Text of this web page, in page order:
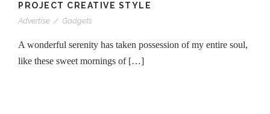
PROJECT CREATIVE STYLE
Advertise / Gadgets
A wonderful serenity has taken possession of my entire soul,
like these sweet mornings of […]